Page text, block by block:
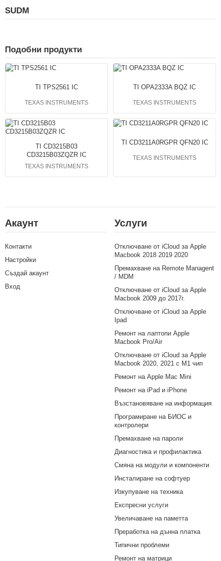
SUDM
Подобни продукти
TI TPS2561 IC
TEXAS INSTRUMENTS
TI OPA2333A BQZ IC
TEXAS INSTRUMENTS
TI CD3215B03
CD3215B03ZQZR IC
TEXAS INSTRUMENTS
TI CD3211A0RGPR QFN20 IC
TEXAS INSTRUMENTS
Акаунт
Контакти
Настройки
Създай акаунт
Вход
Услуги
Отключване от iCloud за Apple
Macbook 2018 2019 2020
Премахване на Remote Managent
/ MDM
Отключване от iCloud за Apple
Macbook 2009 до 2017г.
Отключване от iCloud за Apple
Ipad
Ремонт на лаптопи Apple
Macbook Pro/Air
Отключване от iCloud за Apple
Macbook 2020, 2021 с M1 чип
Ремонт на Apple Mac Mini
Ремонт на iPad и iPhone
Възстановяване на информация
Програмиране на БИОС и
контролери
Премахване на пароли
Диагностика и профилактика
Смяна на модули и компоненти
Инсталиране на софтуер
Изкупуване на техника
Експресни услуги
Увеличаване на паметта
Преработка на дънна платка
Типични проблеми
Ремонт на матрици